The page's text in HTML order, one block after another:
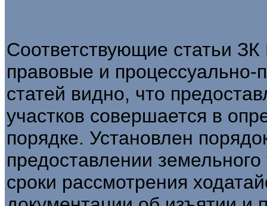
Соответствующие статьи
правовые и
статей видно, что
участков совершается в
порядке. Установлен
предоставлении
сро­ки рассмотрения